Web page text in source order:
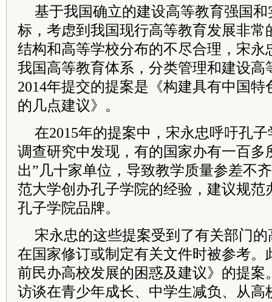
基于我国确立的建设高等教育强国
标，考虑到我国现行高等教育发展非常
结构和高等学校分布的不尽合理，宋永
我国高等教育体系，分类管理和建设高
2014年提交的提案是《构建具有中国
的几点建议》。
在2015年的提案中，宋永忠呼吁孔
调查研究中发现，有的国家办有一百多
出”几十家单位，导致教学质量参差不
范大学创办孔子学院的经验，建议规范
孔子学院品牌。
宋永忠的这些提案受到了有关部门
在国家修订或制定有关文件时被参考。
前民办高校发展的困惑及建议》的提案
访谈在青少年成长、中学生减负、从高